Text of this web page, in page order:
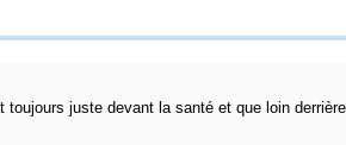
juste devant la santé et que loin